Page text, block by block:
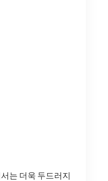
는 더욱 두드러지